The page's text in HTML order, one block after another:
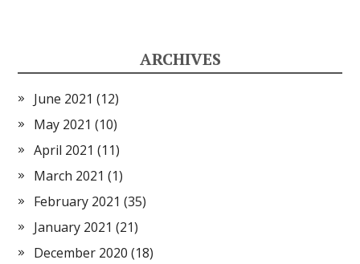
ARCHIVES
June 2021 (12)
May 2021 (10)
April 2021 (11)
March 2021 (1)
February 2021 (35)
January 2021 (21)
December 2020 (18)